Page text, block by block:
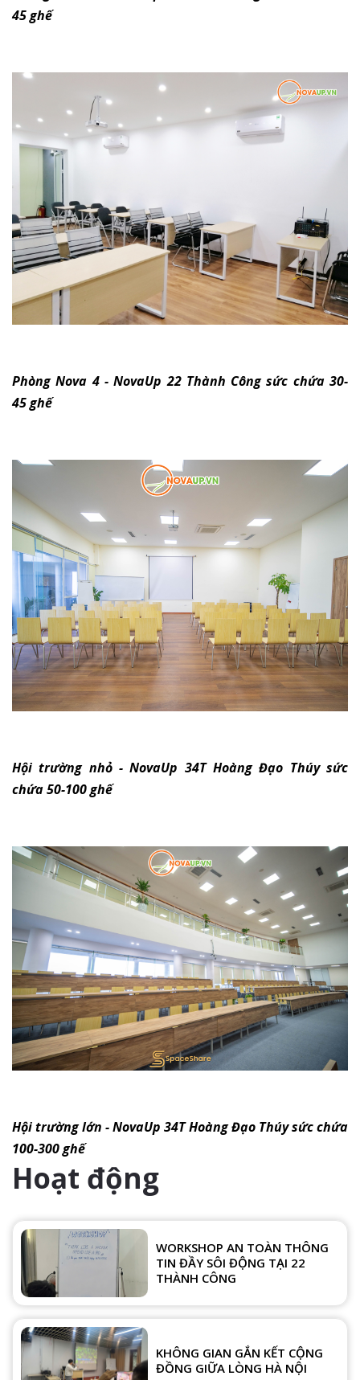
45 ghế
Phòng Nova 4 - NovaUp 22 Thành Công sức chứa 30-
45 ghế
Hội trường nhỏ - NovaUp 34T Hoàng Đạo Thúy sức
chứa 50-100 ghế
Hội trường lớn - NovaUp 34T Hoàng Đạo Thúy sức chứa
100-300 ghế
Hoạt động
WORKSHOP AN TOÀN THÔNG
TIN ĐẦY SÔI ĐỘNG TẠI 22
THÀNH CÔNG
KHÔNG GIAN GẮN KẾT CỘNG
ĐỒNG GIỮA LÒNG HÀ NỘI